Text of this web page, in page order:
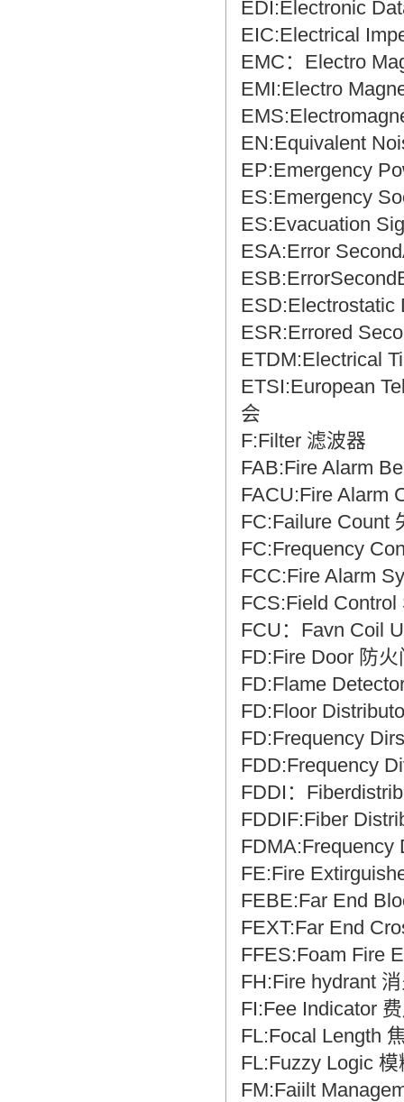
EDI:Electronic
EIC:Electrical
EMC：Electro
EMI:Electro
EN:Equivalent
EP:Emergency
ES:Emergency
ES:Evacuation
ESA:Error
ESD:Electrostatic
ESR:Errored
ETDM:Electrical
ETSI:European
会
F:Filter 滤波器
FAB:Fire Alarm
FACU:Fire Alarm
FC:Failure Count
FC:Frequency
FCC:Fire Alarm
FCS:Field
FCU：Favn Coil
FD:Fire Door 防火
FD:Flame
FD:Floor
FD:Frequency
FDD:Frequency
FDDI：
FDDIF:Fiber
FDMA:Frequency
FE:Fire
FEBE:Far End
FEXT:Far End
FFES:Foam Fire
FH:Fire hydrant
FI:Fee Indicator
FL:Focal Length
FL:Fuzzy Logic
FM:Faiilt